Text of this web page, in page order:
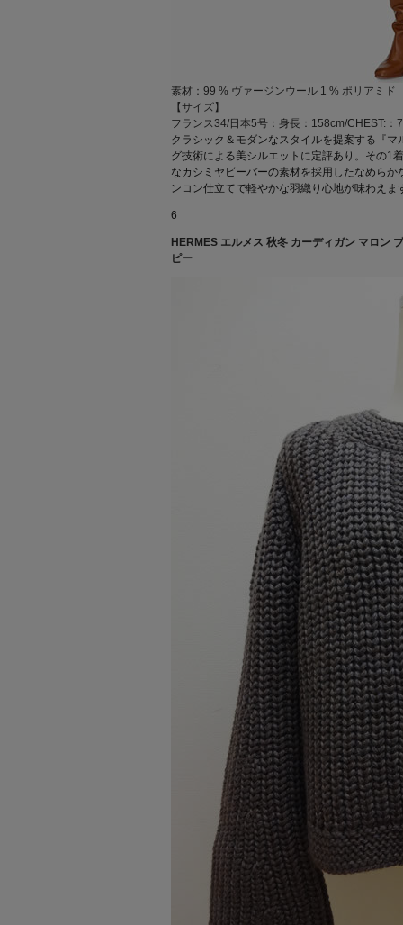
素材：99 % ヴァージンウール 1 % ポリアミド
【サイズ】
フランス34/日本5号：身長：158cm/CHEST:：
クラシック＆モダンなスタイルを提案する『
グ技術による美シルエットに定評あり。その1
なカシミヤビーバーの素材を採用したなめら
ンコン仕立てで軽やかな羽織り心地が味わえま
6
HERMES エルメス 秋冬 カーディガン マロン
ピー